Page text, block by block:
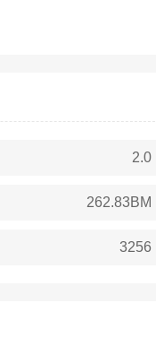
2.0
262.83BM
3256